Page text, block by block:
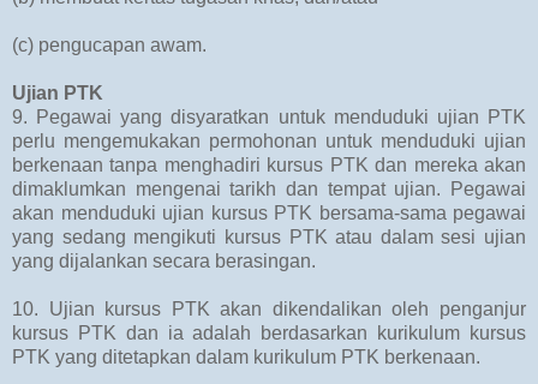
(c) pengucapan awam.
Ujian PTK
9. Pegawai yang disyaratkan untuk menduduki ujian PTK
perlu mengemukakan permohonan untuk menduduki ujian
berkenaan tanpa menghadiri kursus PTK dan mereka akan
dimaklumkan mengenai tarikh dan tempat ujian. Pegawai
akan menduduki ujian kursus PTK bersama-sama pegawai
yang sedang mengikuti kursus PTK atau dalam sesi ujian
yang dijalankan secara berasingan.
10. Ujian kursus PTK akan dikendalikan oleh penganjur
kursus PTK dan ia adalah berdasarkan kurikulum kursus
PTK yang ditetapkan dalam kurikulum PTK berkenaan.